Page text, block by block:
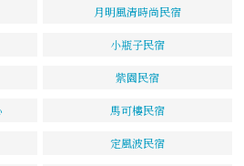
月明風清時尚民宿
小瓶子民宿
紫園民宿
馬可樓民宿
定風波民宿